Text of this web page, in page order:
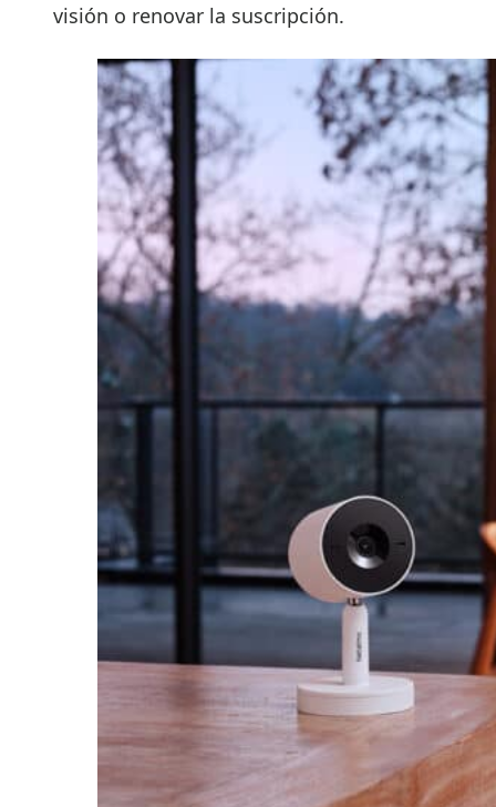
visión o renovar la suscripción.